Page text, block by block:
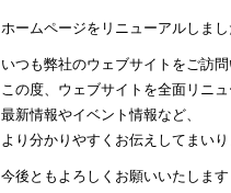
ホームページをリニューアルしまし
いつも弊社のウェブサイトをご訪
この度、ウェブサイトを全面リニ
最新情報やイベント情報など、
より分かりやすくお伝えしてまいり
今後ともよろしくお願いいたします